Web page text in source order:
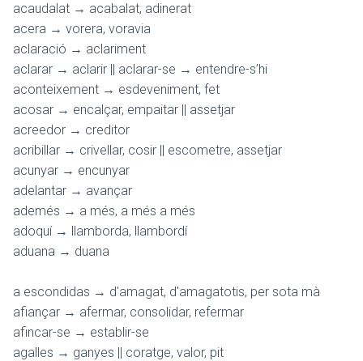
acaudalat → acabalat, adinerat
acera → vorera, voravia
aclaració → aclariment
aclarar → aclarir || aclarar-se → entendre-s’hi
aconteixement → esdeveniment, fet
acosar → encalçar, empaitar || assetjar
acreedor → creditor
acribillar → crivellar, cosir || escometre, assetjar
acunyar → encunyar
adelantar → avançar
ademés → a més, a més a més
adoquí → llamborda, llambordí
aduana → duana
a escondidas → d'amagat, d'amagatotis, per sota mà
afiançar → afermar, consolidar, refermar
afincar-se → establir-se
agalles → ganyes || coratge, valor, pit